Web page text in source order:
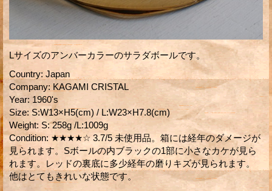
Lサイズのアンバーカラーのサラダボールです。
Country: Japan
Company: KAGAMI CRISTAL
Year: 1960's
Size: S:W13×H5(cm) / L:W23×H7.8(cm)
Weight: S: 258g /L:1009g
Condition: ★★★★☆ 3.7/5 未使用品。箱には経年のダメージが
見られます。Sボールの内ブラックの1部に小さなカケが見ら
れます。レッドの裏底に多少経年の磨りキズが見られます。
他はとてもきれいな状態です。